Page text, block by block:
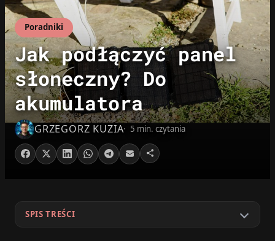
Poradniki
Jak podłączyć panel
słoneczny? Do
akumulatora
GRZEGORZ KUZIA 5 min. czytania
SPIS TREŚCI